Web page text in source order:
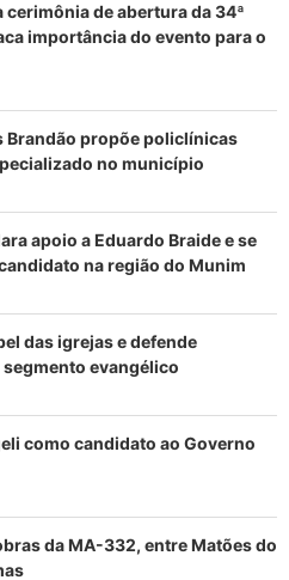
de abertura da 34ª
importância do evento para o
Brandão propõe policlínicas
no município
apoio a Eduardo Braide e se
na região do Munim
das igrejas e defende
evangélico
como candidato ao Governo
da MA-332, entre Matões do